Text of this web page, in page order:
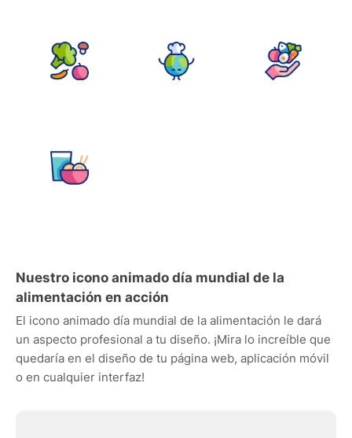
Nuestro icono animado día mundial de la
alimentación en acción
El icono animado día mundial de la alimentación le dará
un aspecto profesional a tu diseño. ¡Mira lo increíble que
quedaría en el diseño de tu página web, aplicación móvil
o en cualquier interfaz!